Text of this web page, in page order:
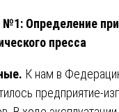
№1: Определение
пресса
К нам в
предприятие-